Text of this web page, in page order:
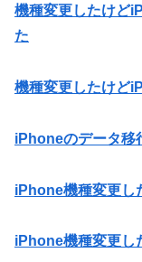
機種変更したけど
た
機種変更したけど
iPhoneのデータ移
iPhone機種変更し
iPhone機種変更し